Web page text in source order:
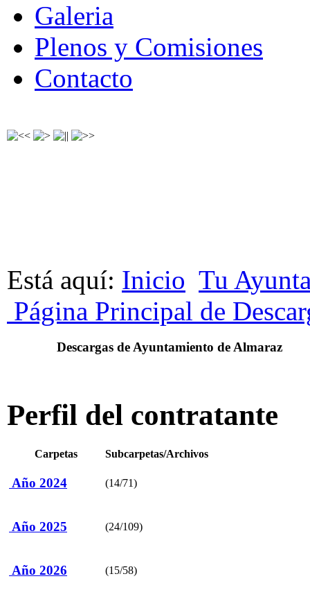
Galeria
Plenos y Comisiones
Contacto
Está aquí: Inicio Tu
Página Principal de
Descargas de Ayuntamiento de Almaraz
Perfil del contratante
Carpetas Subcarpetas/Archivos
Año 2024 (14/71)
Año 2025 (24/109)
Año 2026 (15/58)